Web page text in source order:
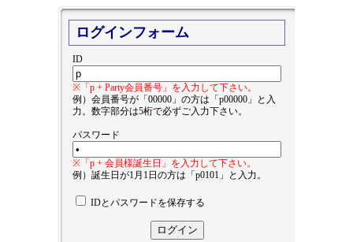
ログインフォーム
ID
※「p + Party会員番号」を入力して下さい。
例）会員番号が「00000」の方は「p00000」と入
力。数字部分は5桁で必ずご入力下さい。
パスワード
※「p + 会員様誕生日」を入力して下さい。
例）誕生日が1月1日の方は「p0101」と入力。
IDとパスワードを保存する